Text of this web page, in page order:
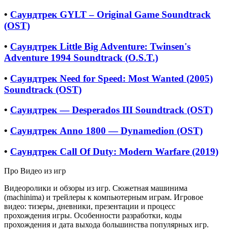
• Саундтрек GYLT – Original Game Soundtrack
(OST)
• Саундтрек Little Big Adventure: Twinsen's
Adventure 1994 Soundtrack (O.S.T.)
• Саундтрек Need for Speed: Most Wanted (2005)
Soundtrack (OST)
• Саундтрек — Desperados III Soundtrack (OST)
• Саундтрек Anno 1800 — Dynamedion (OST)
• Саундтрек Call Of Duty: Modern Warfare (2019)
Про Видео из игр
Видеоролики и обзоры из игр. Сюжетная машинима
(machinima) и трейлеры к компьютерным играм. Игровое
видео: тизеры, дневники, презентации и процесс
прохождения игры. Особенности разработки, коды
прохождения и дата выхода большинства популярных игр.